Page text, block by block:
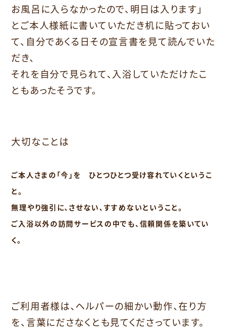
お風呂に入らなかったので、明日は入ります」
とご本人様紙に書いていただき机に貼っておい
て、自分であくる日その宣言書を見て読んでいた
だき、
それを自分で見られて、入浴していただけたこ
ともあったそうです。
大切なことは
ご本人さまの「今」を ひとつひとつ受け容れていくというこ
と。
無理やり強引に、させない、すすめないということ。
ご入浴以外の訪問サービスの中でも、信頼関係を築いてい
く。
ご利用者様は、ヘルパーの細かい動作、在り方
を、言葉にださなくとも見てくださっています。